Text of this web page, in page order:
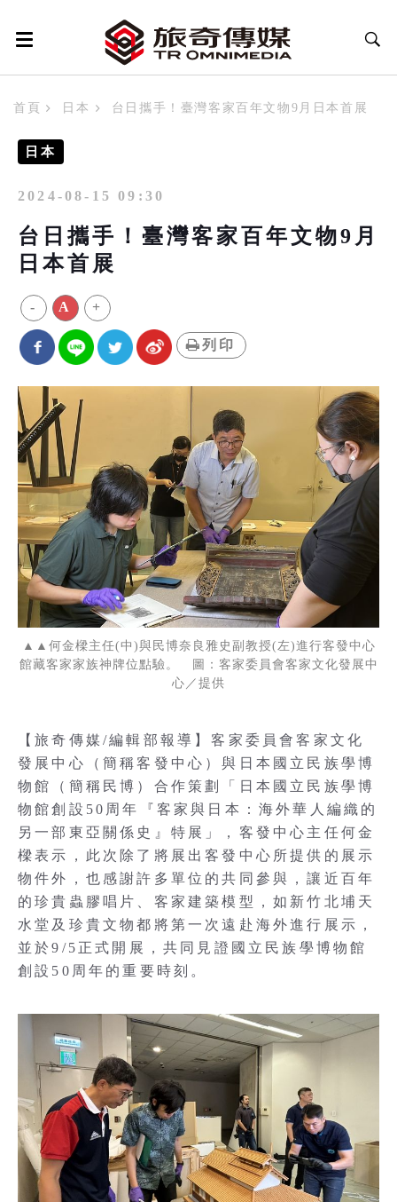
首頁 日本 台日攜手！臺灣客家百年文物9月日本首展
日本
2024-08-15 09:30
台日攜手！臺灣客家百年文物9月
日本首展
- A +
列印
▲▲何金樑主任(中)與民博奈良雅史副教授(左)進行客發中心
館藏客家家族神牌位點驗。 圖：客家委員會客家文化發展中
心／提供
【旅奇傳媒/編輯部報導】客家委員會客家文化
發展中心（簡稱客發中心）與日本國立民族學博
物館（簡稱民博）合作策劃「日本國立民族學博
物館創設50周年『客家與日本：海外華人編織的
另一部東亞關係史』特展」，客發中心主任何金
樑表示，此次除了將展出客發中心所提供的展示
物件外，也感謝許多單位的共同參與，讓近百年
的珍貴蟲膠唱片、客家建築模型，如新竹北埔天
水堂及珍貴文物都將第一次遠赴海外進行展示，
並於9/5正式開展，共同見證國立民族學博物館
創設50周年的重要時刻。